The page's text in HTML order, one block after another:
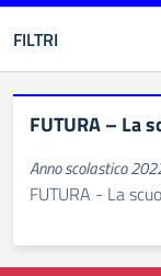
FILTRI
FUTURA – La
Anno scolastico
FUTURA - La